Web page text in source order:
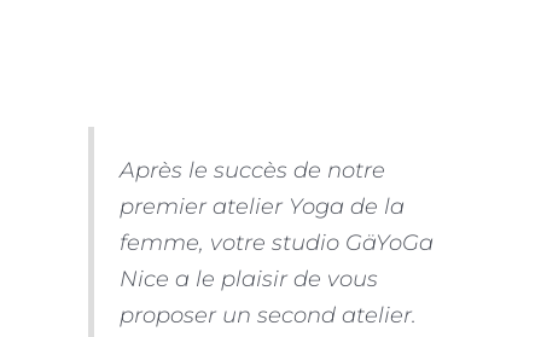
Après le succès de notre
premier atelier Yoga de la
femme, votre studio GäYoGa
Nice a le plaisir de vous
proposer un second atelier.